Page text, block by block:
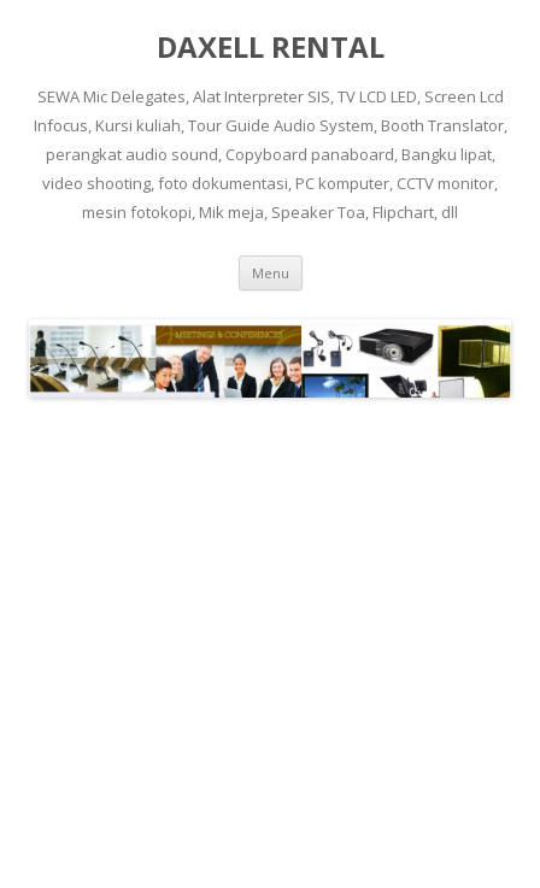
DAXELL RENTAL
SEWA Mic Delegates, Alat Interpreter SIS, TV LCD LED, Screen Lcd
Infocus, Kursi kuliah, Tour Guide Audio System, Booth Translator,
perangkat audio sound, Copyboard panaboard, Bangku lipat,
video shooting, foto dokumentasi, PC komputer, CCTV monitor,
mesin fotokopi, Mik meja, Speaker Toa, Flipchart, dll
Menu Skip to content